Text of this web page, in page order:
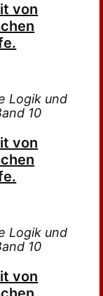
von
Logik und
10
von
Logik und
10
von